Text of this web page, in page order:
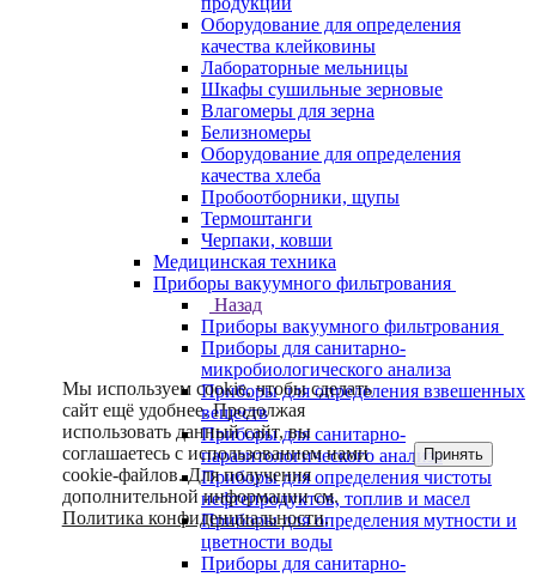
Оборудование для определения
качества клейковины
Лабораторные мельницы
Шкафы сушильные зерновые
Влагомеры для зерна
Белизномеры
Оборудование для определения
качества хлеба
Пробоотборники, щупы
Термоштанги
Черпаки, ковши
Медицинская техника
Приборы вакуумного фильтрования
Назад
Приборы вакуумного фильтрования
Приборы для санитарно-
микробиологического анализа
Приборы для определения взвешенных
веществ
Приборы для санитарно-
паразитологического анализа
Приборы для определения чистоты
нефтепродуктов, топлив и масел
Приборы для определения мутности и
цветности воды
Приборы для санитарно-
Мы используем cookie, чтобы сделать
сайт ещё удобнее. Продолжая
использовать данный сайт, вы
соглашаетесь с использованием нами
cookie-файлов. Для получения
дополнительной информации см.
Политика конфиденциальности.
Принять